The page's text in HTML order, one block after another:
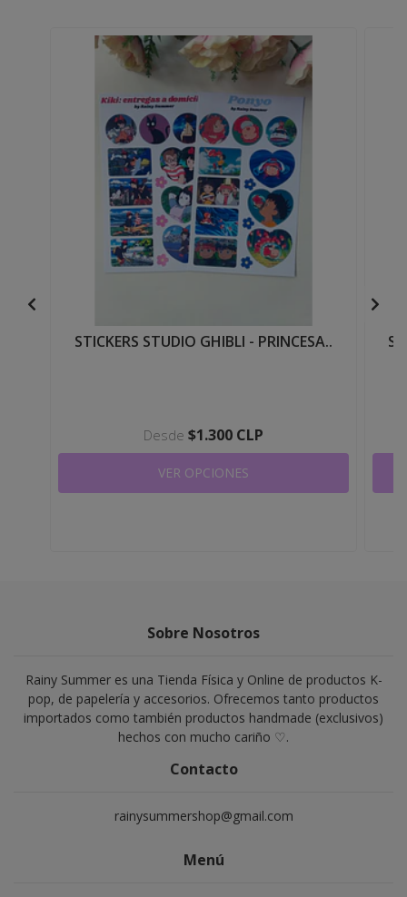
STICKERS STUDIO GHIBLI - PRINCESA..
Desde $1.300 CLP
VER OPCIONES
Sobre Nosotros
Rainy Summer es una Tienda Física y Online de productos K-
pop, de papelería y accesorios. Ofrecemos tanto productos
importados como también productos handmade (exclusivos)
hechos con mucho cariño ♡.
Contacto
rainysummershop@gmail.com
Menú